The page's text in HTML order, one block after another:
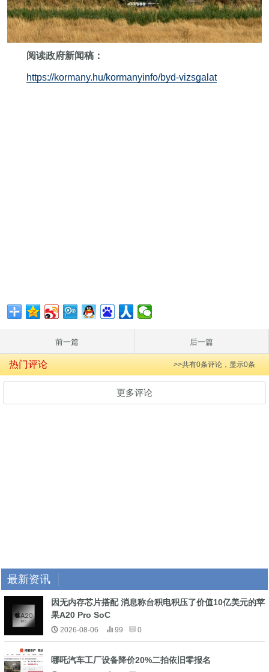
阅读政府新闻稿：
https://kormany.hu/kormanyinfo/byd-vizsgalat
前一篇 后一篇
热门评论 >>共有0条评论，显示0条
更多评论
最新资讯
因无内存芯片搭配 消息称台积电积压了价值10亿美元的苹
果A20 Pro SoC
2026-08-06 99 0
哪吒汽车工厂设备降价20%二拍依旧零报名